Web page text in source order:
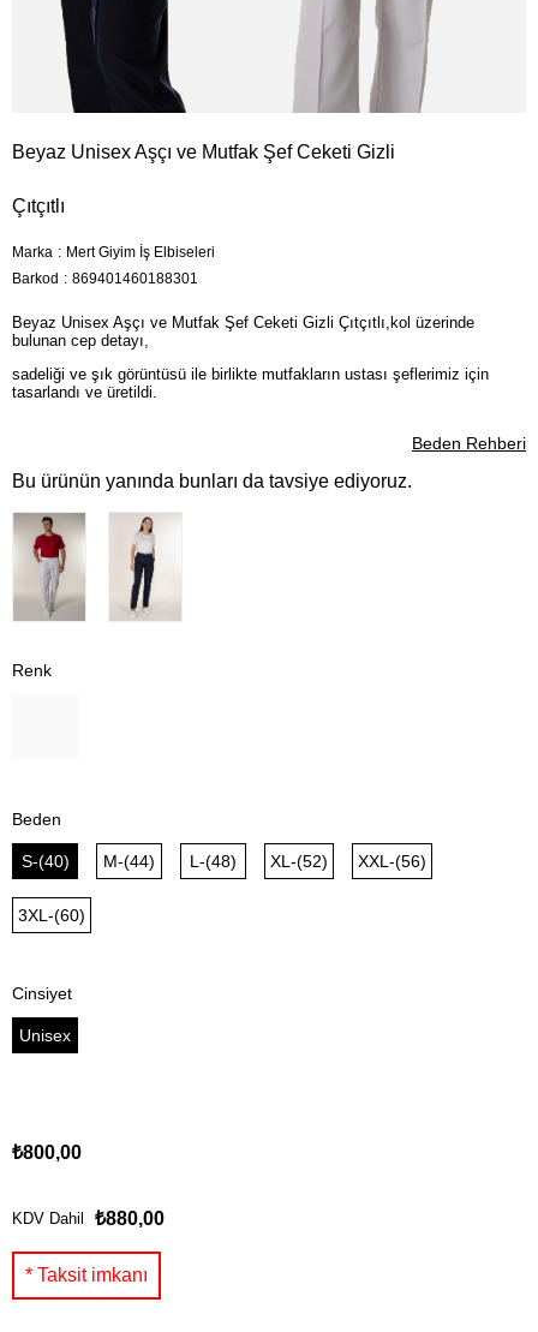
Beyaz Unisex Aşçı ve Mutfak Şef Ceketi Gizli
Çıtçıtlı
Marka : Mert Giyim İş Elbiseleri
Barkod : 869401460188301
Beyaz Unisex Aşçı ve Mutfak Şef Ceketi Gizli Çıtçıtlı,kol üzerinde
bulunan cep detayı,
sadeliği ve şık görüntüsü ile birlikte mutfakların ustası şeflerimiz için
tasarlandı ve üretildi.
Beden Rehberi
Bu ürünün yanında bunları da tavsiye ediyoruz.
Renk
Beden
S-(40) M-(44) L-(48) XL-(52) XXL-(56)
3XL-(60)
Cinsiyet
Unisex
₺800,00
KDV Dahil ₺880,00